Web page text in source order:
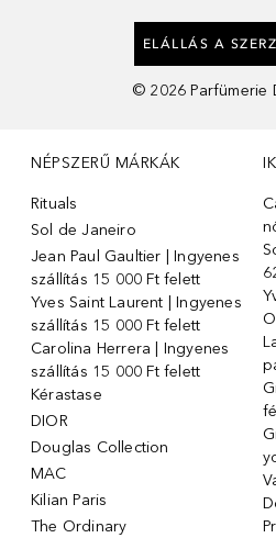
ELÁLLÁS A
© 2026 Parfümerie
NÉPSZERŰ MÁRKÁK
Rituals
Sol de Janeiro
Jean Paul Gaultier | Ingyenes
szállítás 15 000 Ft felett
Yves Saint Laurent | Ingyenes
szállítás 15 000 Ft felett
Carolina Herrera | Ingyenes
szállítás 15 000 Ft felett
Kérastase
DIOR
Douglas Collection
MAC
Kilian Paris
The Ordinary